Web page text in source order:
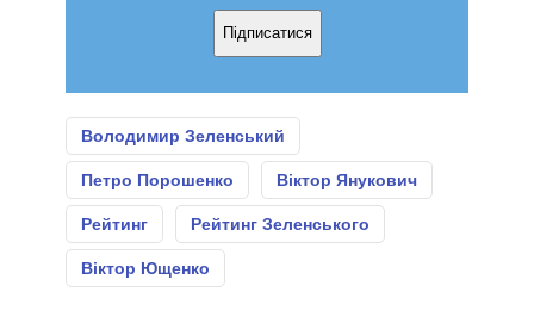
Підписатися
Володимир Зеленський
Петро Порошенко Віктор Янукович
Рейтинг Рейтинг Зеленського
Віктор Ющенко